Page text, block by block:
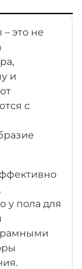
это не
и
с
у пола для